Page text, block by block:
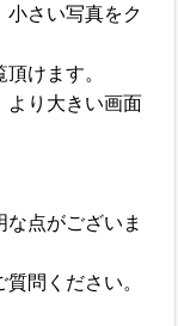
さい写真をク
けます。
より大きい画面
点がございま
問ください。